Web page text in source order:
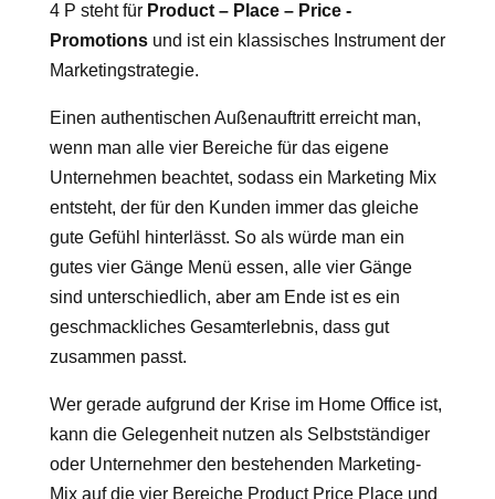
4 P steht für Product – Place – Price -
Promotionsund ist ein klassisches Instrument der
Marketingstrategie.
Einen authentischen Außenauftritt erreicht man,
wenn man alle vier Bereiche für das eigene
Unternehmen beachtet, sodass ein Marketing Mix
entsteht, der für den Kunden immer das gleiche
gute Gefühl hinterlässt. So als würde man ein
gutes vier Gänge Menü essen, alle vier Gänge
sind unterschiedlich, aber am Ende ist es ein
geschmackliches Gesamterlebnis, dass gut
zusammen passt.
Wer gerade aufgrund der Krise im Home Office ist,
kann die Gelegenheit nutzen als Selbstständiger
oder Unternehmer den bestehenden Marketing-
Mix auf die vier Bereiche Product Price Place und